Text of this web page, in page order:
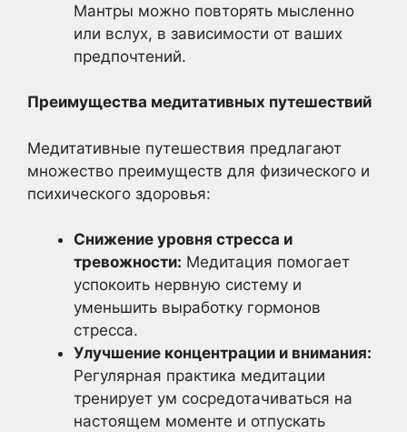
Мантры можно повторять мысленно
или вслух, в зависимости от ваших
предпочтений.
Преимущества медитативных путешествий
Медитативные путешествия предлагают
множество преимуществ для физического и
психического здоровья:
Снижение уровня стресса и
тревожности: Медитация помогает
успокоить нервную систему и
уменьшить выработку гормонов
стресса.
Улучшение концентрации и внимания:
Регулярная практика медитации
тренирует ум сосредотачиваться на
настоящем моменте и отпускать